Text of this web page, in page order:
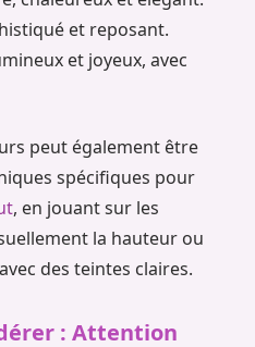
et reposant.
et joyeux, avec
peut également être
spécifiques pour
, en jouant sur les
la hauteur ou
des teintes claires.
: Attention